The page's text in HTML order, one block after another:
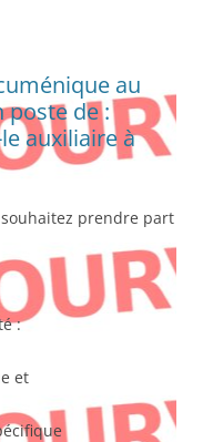
au
poste de :
auxiliaire à
prendre part
:
et